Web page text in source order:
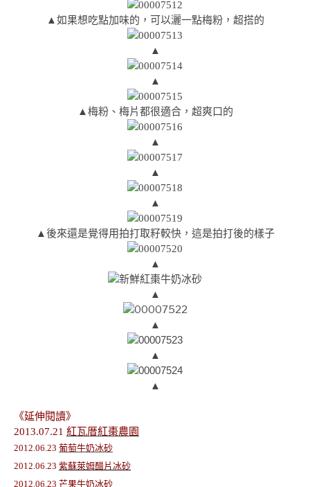
▲如果想吃點加味的，可以灑一點梅粉，超搭的
▲
▲
▲梅粉、梅片都很適合，超爽口的
▲
▲
▲
▲後來還是覺得用拍打取籽較快，這是拍打後的樣子
▲
▲
▲
▲
▲
《延伸閱讀》
2013.07.21 紅瓦厝紅棗農園
2012.06.23 葡萄牛奶冰砂
2012.06.23 紫蘇萊姆醋片冰砂
2012.06.23 芒果牛奶冰砂